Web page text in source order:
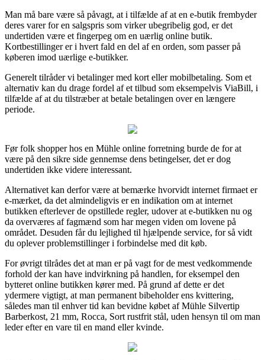
Man må bare være så påvagt, at i tilfælde af at en e-butik frembyder
deres varer for en salgspris som virker ubegribelig god, er det
undertiden være et fingerpeg om en uærlig online butik.
Kortbestillinger er i hvert fald en del af en orden, som passer på
køberen imod uærlige e-butikker.
Generelt tilråder vi betalinger med kort eller mobilbetaling. Som et
alternativ kan du drage fordel af et tilbud som eksempelvis ViaBill, i
tilfælde af at du tilstræber at betale betalingen over en længere
periode.
Før folk shopper hos en Mühle online forretning burde de for at
være på den sikre side gennemse dens betingelser, det er dog
undertiden ikke videre interessant.
Alternativet kan derfor være at bemærke hvorvidt internet firmaet er
e-mærket, da det almindeligvis er en indikation om at internet
butikken efterlever de opstillede regler, udover at e-butikken nu og
da overværes af fagmænd som har megen viden om lovene på
området. Desuden får du lejlighed til hjælpende service, for så vidt
du oplever problemstillinger i forbindelse med dit køb.
For øvrigt tilrådes det at man er på vagt for de mest vedkommende
forhold der kan have indvirkning på handlen, for eksempel den
bytteret online butikken kører med. På grund af dette er det
ydermere vigtigt, at man permanent bibeholder ens kvittering,
således man til enhver tid kan bevidne købet af Mühle Silvertip
Barberkost, 21 mm, Rocca, Sort rustfrit stål, uden hensyn til om man
leder efter en vare til en mand eller kvinde.